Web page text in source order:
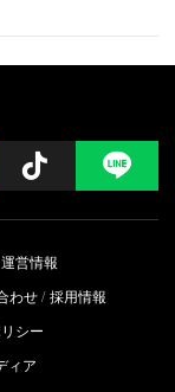
Follow
営情報
わせ 採用情報
シー
ィア